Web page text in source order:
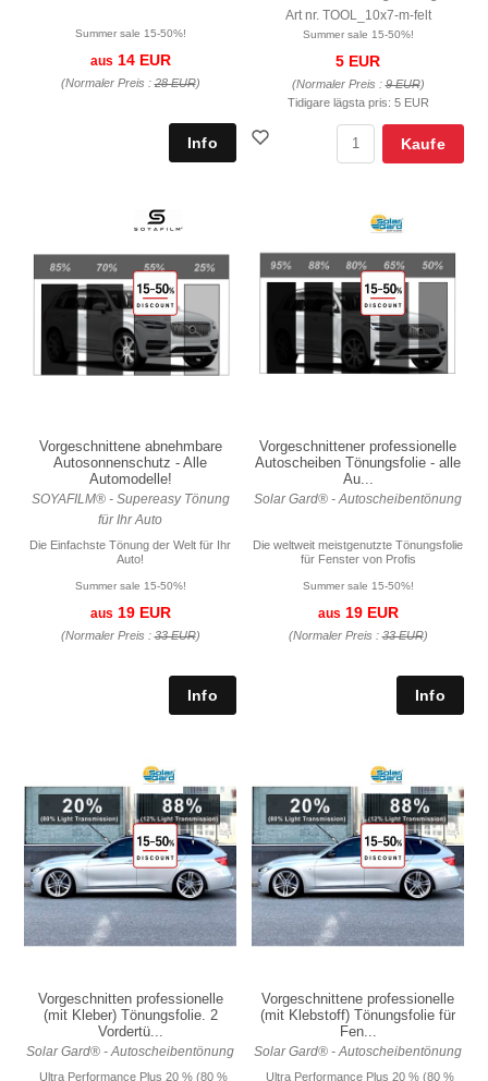
Summer sale 15-50%!
aus 14 EUR
(Normaler Preis :28 EUR)
Art nr. TOOL_10x7-m-felt
Summer sale 15-50%!
5 EUR
(Normaler Preis :9 EUR)
Tidigare lägsta pris: 5 EUR
Kaufe
Vorgeschnittene abnehmbare
Autosonnenschutz - Alle
Automodelle!
SOYAFILM® - Supereasy Tönung
für Ihr Auto
Die Einfachste Tönung der Welt für Ihr
Auto!
Summer sale 15-50%!
aus 19 EUR
(Normaler Preis :33 EUR)
Vorgeschnittener professionelle
Autoscheiben Tönungsfolie - alle
Au...
Solar Gard® - Autoscheibentönung
Die weltweit meistgenutzte Tönungsfolie
für Fenster von Profis
Summer sale 15-50%!
aus 19 EUR
(Normaler Preis :33 EUR)
Vorgeschnitten professionelle
(mit Kleber) Tönungsfolie. 2
Vordertü...
Solar Gard® - Autoscheibentönung
Ultra Performance Plus 20 % (80 %
Vorgeschnittene professionelle
(mit Klebstoff) Tönungsfolie für
Fen...
Solar Gard® - Autoscheibentönung
Ultra Performance Plus 20 % (80 %